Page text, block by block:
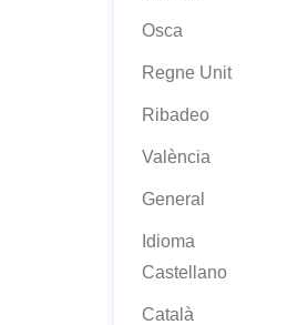
Osca
Regne Unit
Ribadeo
València
General
Idioma
Castellano
Català